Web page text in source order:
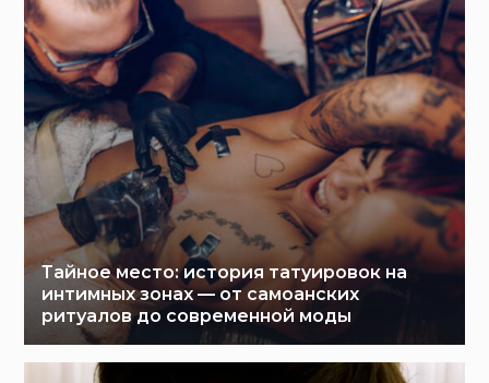
Тайное место: история татуировок на
интимных зонах — от самоанских
ритуалов до современной моды